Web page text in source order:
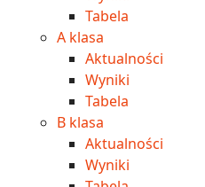
Tabela
A klasa
Aktualności
Wyniki
Tabela
B klasa
Aktualności
Wyniki